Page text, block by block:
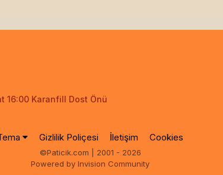
16:00 Karanfill Dost Önü
Gizlilik Poliçesi İletişim Cookies
©Paticik.com | 2001 - 2026
Powered by Invision Community